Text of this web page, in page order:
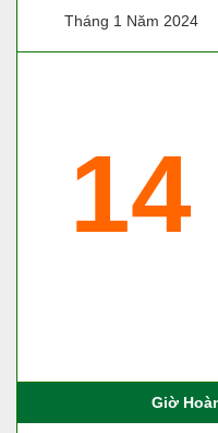
Tháng 1 Năm 2024
14
Giờ